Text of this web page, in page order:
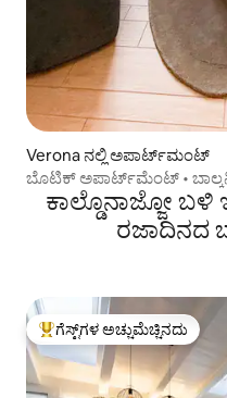
Verona ನಲ್ಲಿ ಅಪಾರ್ಟ್‌ಮಂಟ್
ಬೊಟಿಕ್ ಅಪಾರ್ಟ್‌ಮೆಂಟ್ •
ಕಾಲ್ಡೊನಾಜ್ಜೋ
ರಜಾದಿನದ
ಗೆಸ್ಟ್‌ಗಳಿಗೆ ಅತಿ ಹೆಚ್ಚು
ಗೆಸ್ಟ್‌ಗಳ ಅಚ್ಚುಮೆಚ್ಚಿನದು